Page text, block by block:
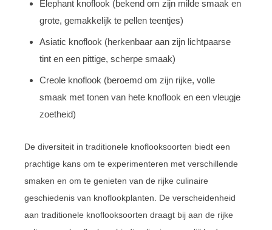
Elephant knoflook (bekend om zijn milde smaak en
grote, gemakkelijk te pellen teentjes)
Asiatic knoflook (herkenbaar aan zijn lichtpaarse
tint en een pittige, scherpe smaak)
Creole knoflook (beroemd om zijn rijke, volle
smaak met tonen van hete knoflook en een vleugje
zoetheid)
De diversiteit in traditionele knoflooksoorten biedt een
prachtige kans om te experimenteren met verschillende
smaken en om te genieten van de rijke culinaire
geschiedenis van knoflookplanten. De verscheidenheid
aan traditionele knoflooksoorten draagt bij aan de rijke